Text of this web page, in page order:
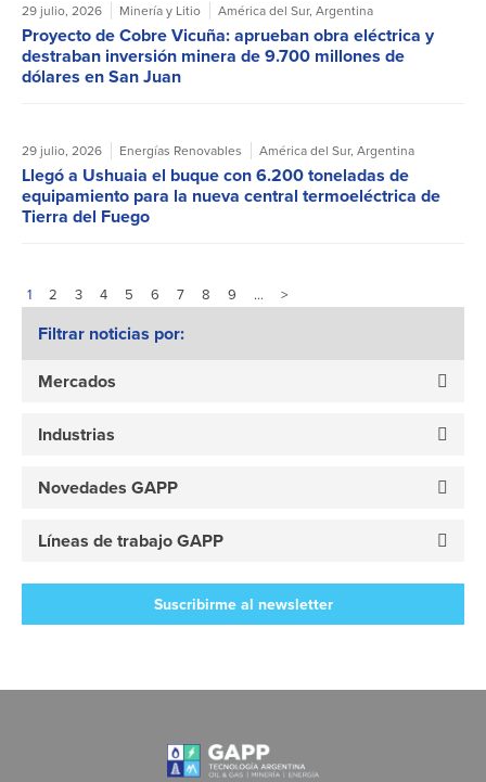
Filtrar noticias por:
Mercados
Industrias
Novedades GAPP
Líneas de trabajo GAPP
Suscribirme al newsletter
29 julio, 2026 Minería y Litio América del Sur, Argentina
Proyecto de Cobre Vicuña: aprueban obra eléctrica y
destraban inversión minera de 9.700 millones de
dólares en San Juan
29 julio, 2026 Energías Renovables América del Sur, Argentina
Llegó a Ushuaia el buque con 6.200 toneladas de
equipamiento para la nueva central termoeléctrica de
Tierra del Fuego
1 2 3 4 5 6 7 8 9 … >